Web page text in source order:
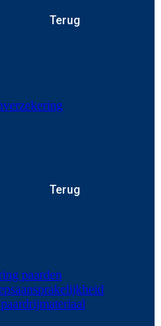
Terug
Terug
paarden